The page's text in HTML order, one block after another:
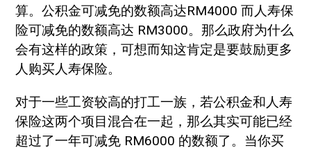
算。公积金可减免的数额高达RM4000 而人寿保
险可减免的数额高达 RM3000。那么政府为什么
会有这样的政策，可想而知这肯定是要鼓励更多
人购买人寿保险。
对于一些工资较高的打工一族，若公积金和人寿
保险这两个项目混合在一起，那么其实可能已经
超过了一年可减免 RM6000 的数额了。当你买